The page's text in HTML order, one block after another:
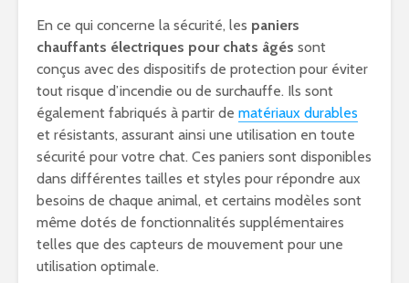
En ce qui concerne la sécurité, les paniers
chauffants électriques pour chats âgés sont
conçus avec des dispositifs de protection pour éviter
tout risque d’incendie ou de surchauffe. Ils sont
également fabriqués à partir de matériaux durables
et résistants, assurant ainsi une utilisation en toute
sécurité pour votre chat. Ces paniers sont disponibles
dans différentes tailles et styles pour répondre aux
besoins de chaque animal, et certains modèles sont
même dotés de fonctionnalités supplémentaires
telles que des capteurs de mouvement pour une
utilisation optimale.